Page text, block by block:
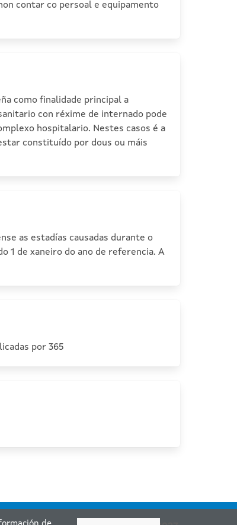
contar co persoal e equipamento
como finalidade principal a
con réxime de internado pode
hospitalario. Nestes casos é a
constituído por dous ou máis
as estadías causadas durante o
1 de xaneiro do ano de referencia. A
por 365